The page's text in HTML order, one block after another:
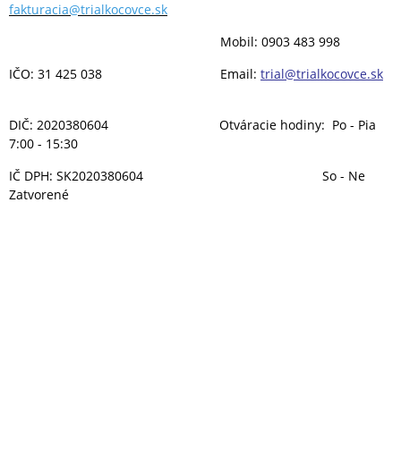
fakturacia@trialkocovce.sk
Mobil: 0903 483 998
IČO: 31 425 038 Email: trial@trialkocovce.sk
DIČ: 2020380604 Otváracie hodiny: Po - Pia
7:00 - 15:30
IČ DPH: SK2020380604 So - Ne
Zatvorené